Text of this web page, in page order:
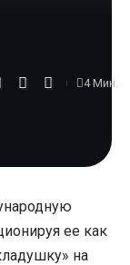
4 Мин.
ее как
на